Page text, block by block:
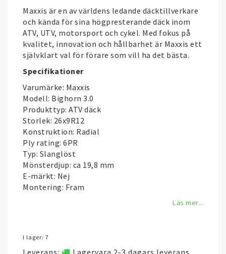
Maxxis är en av världens ledande däcktillverkare
och kända för sina högpresterande däck inom
ATV, UTV, motorsport och cykel. Med fokus på
kvalitet, innovation och hållbarhet är Maxxis ett
självklart val för förare som vill ha det bästa.
Specifikationer
Varumärke: Maxxis
Modell: Bighorn 3.0
Produkttyp: ATV däck
Storlek: 26x9R12
Konstruktion: Radial
Ply rating: 6PR
Typ: Slanglöst
Mönsterdjup: ca 19,8 mm
E-märkt: Nej
Montering: Fram
Läs mer...
I lager: 7
Leverans: Lagervara 2-3 dagars leverans